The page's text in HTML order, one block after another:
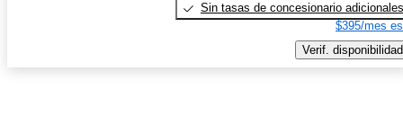
Sin tasas de concesionario adicionales
$395/mes
Verif. disponibilidad